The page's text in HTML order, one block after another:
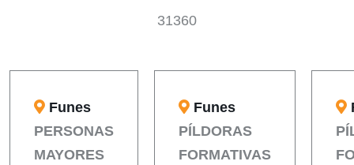
31360
Funes
PERSONAS
MAYORES
Funes
PÍLDORAS
FORMATIVAS